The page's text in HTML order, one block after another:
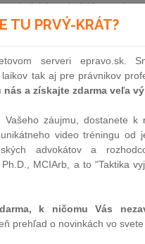
aktivity a každému
spravodajkyňa Julia Reda
práva EÚ pred očakávaným
dielne Komisie, bolo
32 (zdržalo sa
prístupu ku kultúre a
na časté odopieranie
z geografických dôvodov.
že praktiky
žijúcim v členských štátoch
Komisiu, aby navrhla
cezhraničnú dostupnosť
TU PRVÝ-KRÁT?
serveri epravo.sk.
tak aj pre právnikov
a získajte zdarma veľa
Vašeho záujmu, dostanete k
video tréningu od
advokátov a
MCIArb, a to "Taktika
k ničomu Vás
prehľad o novinkách vo svete